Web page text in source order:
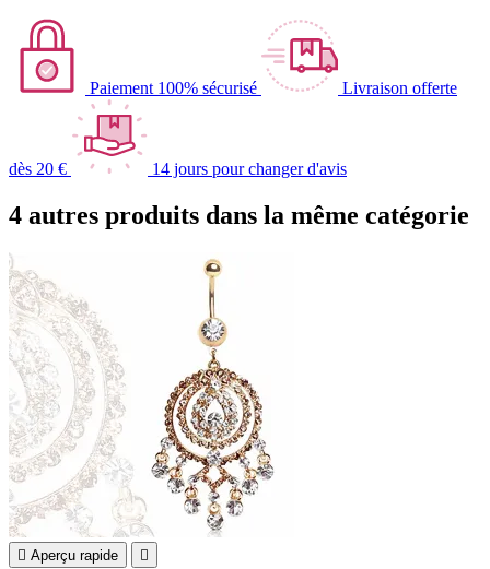
Paiement 100% sécurisé Livraison offerte
dès 20 € 14 jours pour changer d'avis
4 autres produits dans la même catégorie
 Aperçu rapide 